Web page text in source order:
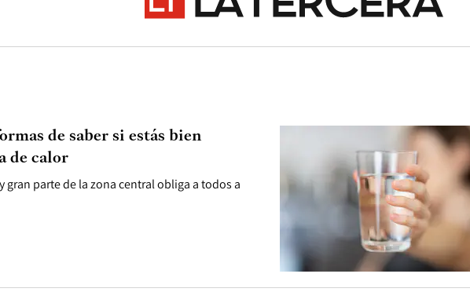
gran parte de la zona central obliga a todos a
de saber si estás bien
de calor